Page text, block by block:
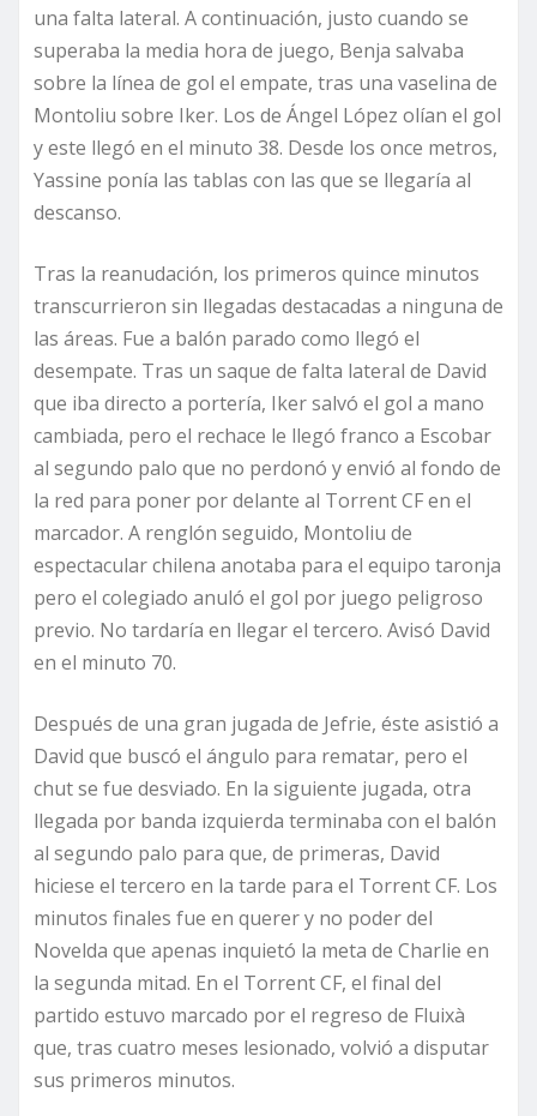
una falta lateral. A continuación, justo cuando se
superaba la media hora de juego, Benja salvaba
sobre la línea de gol el empate, tras una vaselina de
Montoliu sobre Iker. Los de Ángel López olían el gol
y este llegó en el minuto 38. Desde los once metros,
Yassine ponía las tablas con las que se llegaría al
descanso.
Tras la reanudación, los primeros quince minutos
transcurrieron sin llegadas destacadas a ninguna de
las áreas. Fue a balón parado como llegó el
desempate. Tras un saque de falta lateral de David
que iba directo a portería, Iker salvó el gol a mano
cambiada, pero el rechace le llegó franco a Escobar
al segundo palo que no perdonó y envió al fondo de
la red para poner por delante al Torrent CF en el
marcador. A renglón seguido, Montoliu de
espectacular chilena anotaba para el equipo taronja
pero el colegiado anuló el gol por juego peligroso
previo. No tardaría en llegar el tercero. Avisó David
en el minuto 70.
Después de una gran jugada de Jefrie, éste asistió a
David que buscó el ángulo para rematar, pero el
chut se fue desviado. En la siguiente jugada, otra
llegada por banda izquierda terminaba con el balón
al segundo palo para que, de primeras, David
hiciese el tercero en la tarde para el Torrent CF. Los
minutos finales fue en querer y no poder del
Novelda que apenas inquietó la meta de Charlie en
la segunda mitad. En el Torrent CF, el final del
partido estuvo marcado por el regreso de Fluixà
que, tras cuatro meses lesionado, volvió a disputar
sus primeros minutos.